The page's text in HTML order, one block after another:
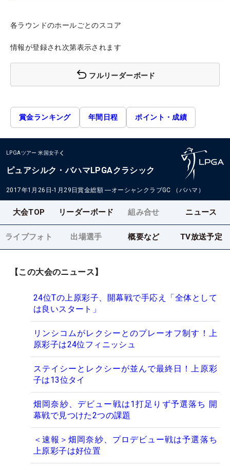
各ラウンドのホールごとのスコア
情報が登録され次第表示されます
フルリーダーボード
賞金ランキング 年間日程 ポイント・成績
LPGAツアー 米国女子
ピュアシルク・バハマLPGAクラシック
2017年1月26日-1月29日賞金総額 ―オーシャンクラブGC （バハマ）
大会TOP リーダーボード 組み合せ ニュース
ライブフォト 出場選手 概要など TV放送予定
【この大会のニュース】
24位Tの上原彩子、開幕戦で手応え「全体として
は良いスタート」
リンシコムがレクシーとのプレーオフ制す！上
原彩子は24位フィニッシュ
ステイシーとレクシーが並んで最終日！上原彩
子は13位タイ
畑岡奈紗、デビュー戦は1打足りず予選落ち 開
幕戦で見つけた2つの課題
＜速報＞畑岡奈紗、プロデビュー戦は予選落ち
上原彩子は好位置